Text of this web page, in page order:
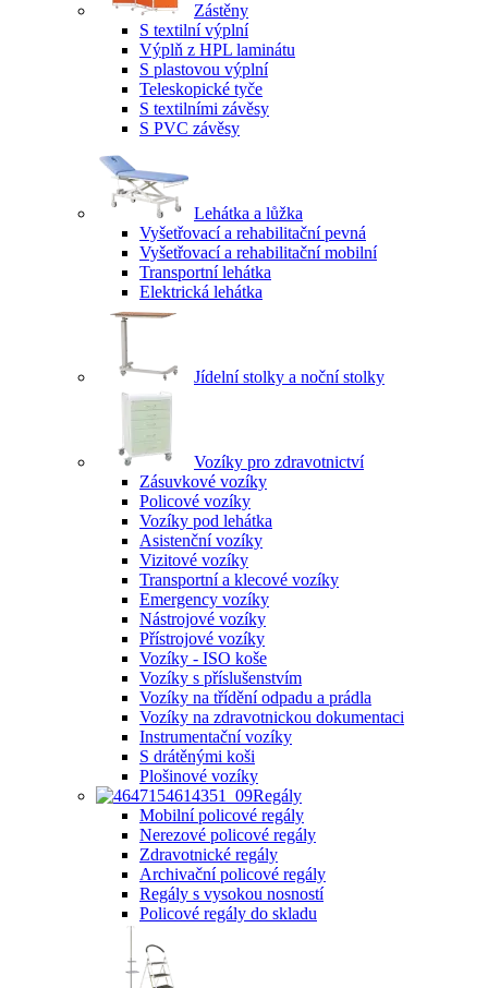
Zástěny
S textilní výplní
Výplň z HPL laminátu
S plastovou výplní
Teleskopické tyče
S textilními závěsy
S PVC závěsy
Lehátka a lůžka
Vyšetřovací a rehabilitační pevná
Vyšetřovací a rehabilitační mobilní
Transportní lehátka
Elektrická lehátka
Jídelní stolky a noční stolky
Vozíky pro zdravotnictví
Zásuvkové vozíky
Policové vozíky
Vozíky pod lehátka
Asistenční vozíky
Vizitové vozíky
Transportní a klecové vozíky
Emergency vozíky
Nástrojové vozíky
Přístrojové vozíky
Vozíky - ISO koše
Vozíky s příslušenstvím
Vozíky na třídění odpadu a prádla
Vozíky na zdravotnickou dokumentaci
Instrumentační vozíky
S drátěnými koši
Plošinové vozíky
Regály
Mobilní policové regály
Nerezové policové regály
Zdravotnické regály
Archivační policové regály
Regály s vysokou nosností
Policové regály do skladu